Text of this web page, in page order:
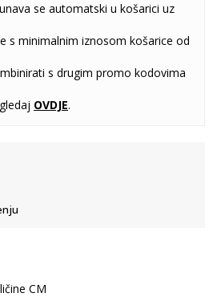
se automatski u košarici uz
s minimalnim iznosom košarice od
s drugim promo kodovima
OVDJE.
CM